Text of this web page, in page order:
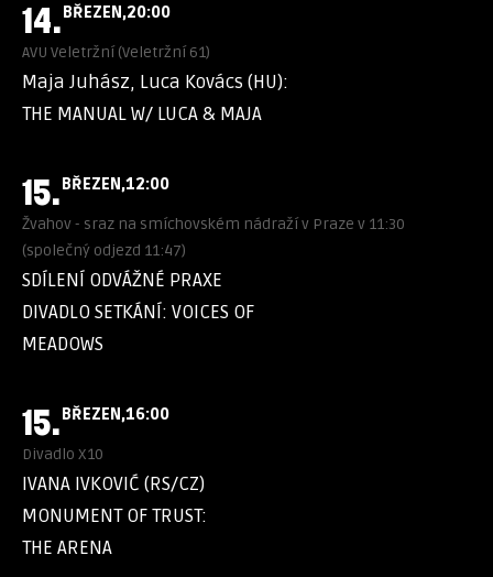
14.BŘEZEN 20:00
AVU Veletržní (Veletržní 61)
Maja Juhász, Luca Kovács (HU):
THE MANUAL W/ LUCA & MAJA
15.BŘEZEN 12:00
Žvahov - sraz na smíchovském nádraží v Praze v 11:30
(společný odjezd 11:47)
SDÍLENÍ ODVÁŽNÉ PRAXE
DIVADLO SETKÁNÍ: VOICES OF
MEADOWS
15.BŘEZEN 16:00
Divadlo X10
IVANA IVKOVIĆ (RS/CZ)
MONUMENT OF TRUST:
THE ARENA